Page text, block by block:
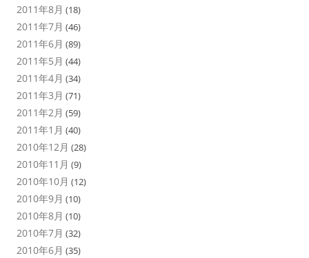
2011年8月 (18)
2011年7月 (46)
2011年6月 (89)
2011年5月 (44)
2011年4月 (34)
2011年3月 (71)
2011年2月 (59)
2011年1月 (40)
2010年12月 (28)
2010年11月 (9)
2010年10月 (12)
2010年9月 (10)
2010年8月 (10)
2010年7月 (32)
2010年6月 (35)